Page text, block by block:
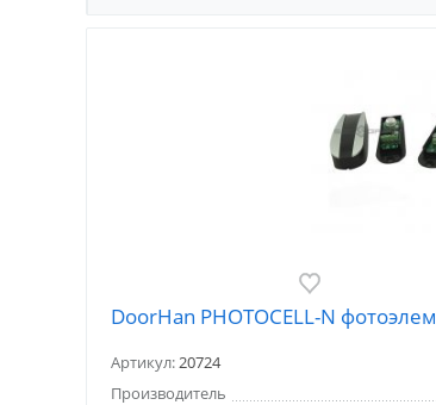
DoorHan PHOTOCELL-N
Артикул:20724
Производитель